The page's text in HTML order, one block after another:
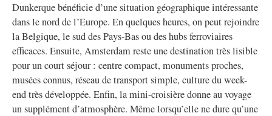
Dunkerque bénéficie d’une situation géographique intéressante
dans le nord de l’Europe. En quelques heures, on peut rejoindre
la Belgique, le sud des Pays-Bas ou des hubs ferroviaires
efficaces. Ensuite, Amsterdam reste une destination très lisible
pour un court séjour : centre compact, monuments proches,
musées connus, réseau de transport simple, culture du week-
end très développée. Enfin, la mini-croisière donne au voyage
un supplément d’atmosphère. Même lorsqu’elle ne dure qu’une